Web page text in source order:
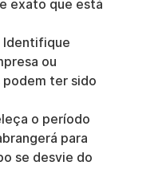
exato que está
Identifique
ou
ter sido
o período
para
se desvie do